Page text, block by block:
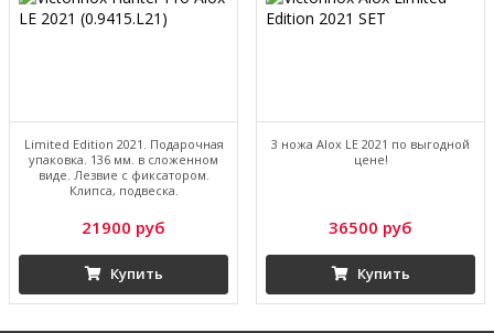
Limited Edition 2021. Подарочная
упаковка. 136 мм. в сложенном
виде. Лезвие с фиксатором.
Клипса, подвеска.
21900 руб
Купить
3 ножа Alox LE 2021 по выгодной
цене!
36500 руб
Купить